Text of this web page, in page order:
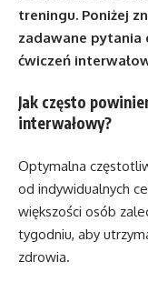
treningu. Poniżej
zadawane pytania
ćwiczeń
Jak często
interwałowy?
Optymalna
od indywidualnych
większości osób
tygodniu, aby
zdrowia.